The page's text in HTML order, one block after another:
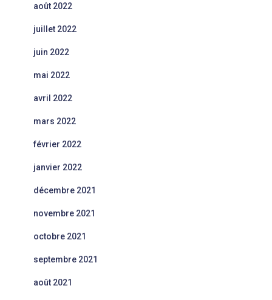
août 2022
juillet 2022
juin 2022
mai 2022
avril 2022
mars 2022
février 2022
janvier 2022
décembre 2021
novembre 2021
octobre 2021
septembre 2021
août 2021